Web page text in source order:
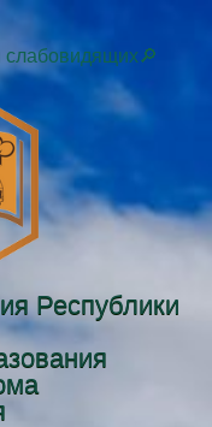
слабовидящих🔎
Республики